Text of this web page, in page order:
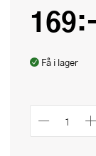
Få i lager